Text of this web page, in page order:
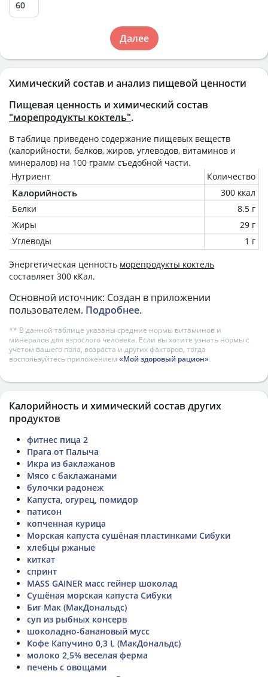
Химический состав и анализ пищевой ценности
Пищевая ценность и химический состав
"морепродукты коктель".
В таблице приведено содержание пищевых веществ
(калорийности, белков, жиров, углеводов, витаминов и
минералов) на 100 грамм съедобной части.
Нутриент
Количество
Калорийность
300 ккал
Белки
8.5 г
Жиры
29 г
Углеводы
1 г
Энергетическая ценность морепродукты коктель
составляет 300 кКал.
Основной источник: Создан в приложении
пользователем. Подробнее.
** В данной таблице указаны средние нормы витаминов и
минералов для взрослого человека. Если вы хотите узнать нормы с
учетом вашего пола, возраста и других факторов, тогда
воспользуйтесь приложением «Мой здоровый рацион».
Далее
Калорийность и химический состав других
продуктов
фитнес пица 2
Прага от Палыча
Икра из баклажанов
Мясо с баклажанами
булочки радонеж
Капуста, огурец, помидор
патисон
копченная курица
Морская капуста сушёная пластинками Сибуки
хлебцы ржаные
киткат
спринт
MASS GAINER масс гейнер шоколад
Сушёная морская капуста Сибуки
Биг Мак (МакДональдс)
суп из рыбных консерв
шоколадно-банановый мусс
Кофе Капучино 0,3 L (МакДональдс)
молоко 2,5% веселая ферма
печень с овощами